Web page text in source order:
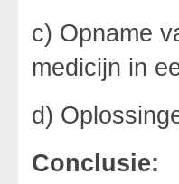
c) Opname
medicijn in
d)
Conclusie: